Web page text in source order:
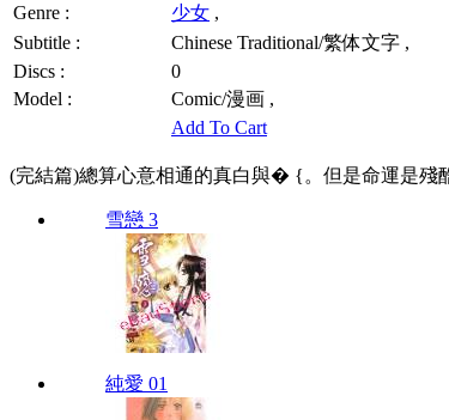
Genre :
少女 ,
Subtitle :
Chinese Traditional/繁体文字 ,
Discs :
0
Model :
Comic/漫画 ,
Add To Cart
(完結篇)總算心意相通的真白與� {。但是命運是殘
雪戀 3
純愛 01